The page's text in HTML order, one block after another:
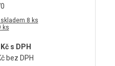
8 ks
ks
s DPH
bez DPH